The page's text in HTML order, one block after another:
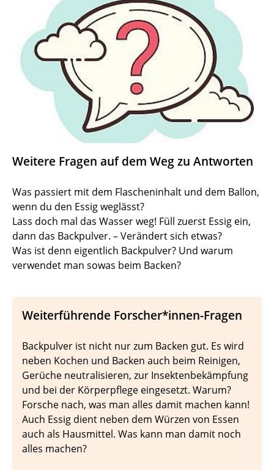
Weitere Fragen auf dem Weg zu Antworten
Was passiert mit dem Flascheninhalt und dem Ballon,
wenn du den Essig weglässt?
Lass doch mal das Wasser weg! Füll zuerst Essig ein,
dann das Backpulver. – Verändert sich etwas?
Was ist denn eigentlich Backpulver? Und warum
verwendet man sowas beim Backen?
Weiterführende Forscher*innen-Fragen
Backpulver ist nicht nur zum Backen gut. Es wird
neben Kochen und Backen auch beim Reinigen,
Gerüche neutralisieren, zur Insektenbekämpfung
und bei der Körperpflege eingesetzt. Warum?
Forsche nach, was man alles damit machen kann!
Auch Essig dient neben dem Würzen von Essen
auch als Hausmittel. Was kann man damit noch
alles machen?